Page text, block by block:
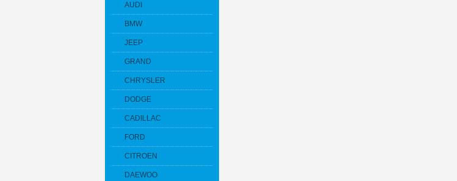
AUDI
BMW
JEEP
GRAND
CHRYSLER
DODGE
CADILLAC
FORD
CITROEN
DAEWOO